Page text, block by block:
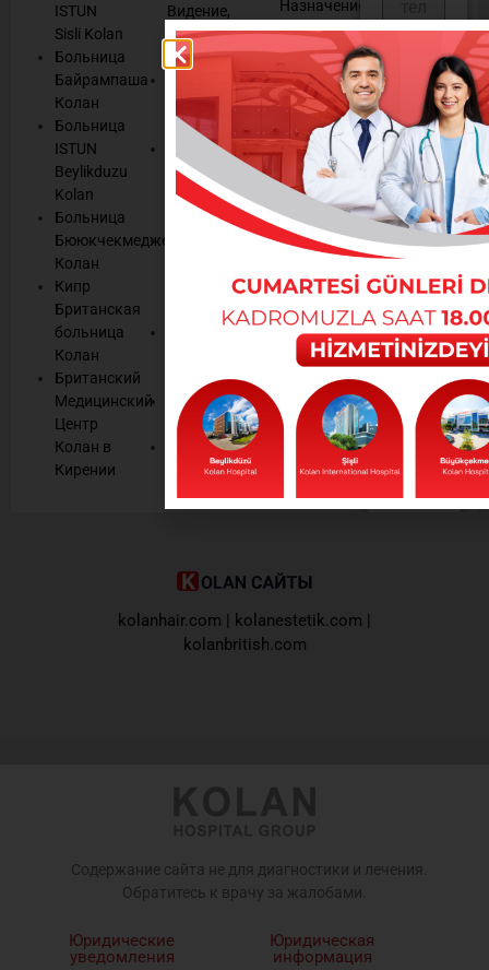
ISTUN
Sisli Kolan
Больница
Байрампаша
Колан
Больница
ISTUN
Beylikduzu
Kolan
Больница
Бююкчекмедже
Колан
Кипр
Британская
больница
Колан
Британский
Медицинский
Центр
Колан в
Кирении
Видение,
Наши
Ценности
управления
качеством
HСистема
управления
правами
пациентов
Сертификаты
Качества
информации
Человеческие
ресурсы
Контрактные
учреждения
Назначение
E-
Результаты
E-
Консультация
Выздоравливай
Мы
слушаем
Управление
cookies
444
1
443
Или, может
быть, вы хотите
собрать
информацию обо
всех последних
новостях,
информационных
и рекламных
материалах,
информационных
бюллетенях
Колана.
Oтправить
kolanhair.com | kolanestetik.com |
kolanbritish.com
Содержание сайта не для диагностики и лечения.
Обратитесь к врачу за жалобами.
Юридические
уведомления
Юридическая
информация